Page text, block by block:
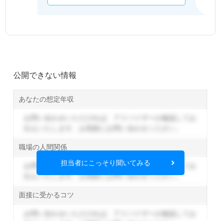
公開できない情報
あなたの想定年収
職場の人間関係
お問い合わせいただければ、アドバイザーが確認してお
伝えいたします。お気軽にお問い合わせください。
面接に受かるコツ
担当者にこっそり聞いてみる